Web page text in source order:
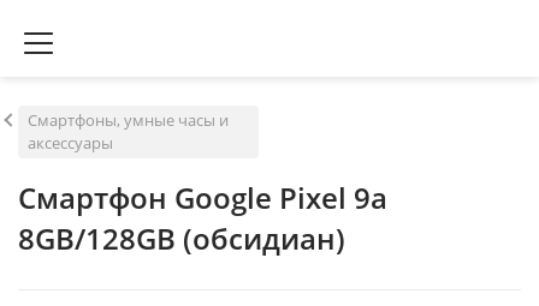
Смартфоны, умные часы и
аксессуары
Смартфон Google Pixel 9a
8GB/128GB (обсидиан)